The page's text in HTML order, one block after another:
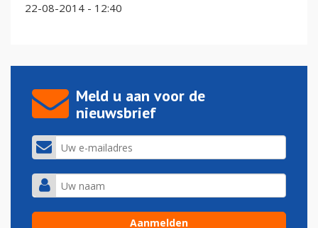
22-08-2014 - 12:40
Meld u aan voor de
nieuwsbrief